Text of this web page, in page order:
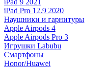
iPad 9 2021
iPad Pro 12.9 2020
Наушники и гарнитуры
Apple Airpods 4
Apple Airpods Pro 3
Игрушки Labubu
Смартфоны
Honor/Huawei